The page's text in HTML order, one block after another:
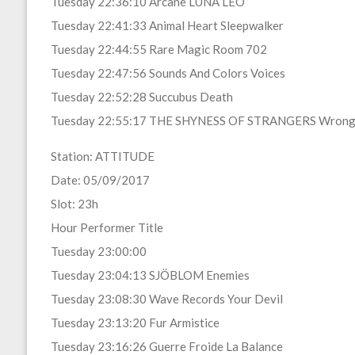
Tuesday 22:41:33 Animal Heart Sleepwalker
Tuesday 22:44:55 Rare Magic Room 702
Tuesday 22:47:56 Sounds And Colors Voices
Tuesday 22:52:28 Succubus Death
Tuesday 22:55:17 THE SHYNESS OF STRANGERS Wrong
Station: ATTITUDE
Date: 05/09/2017
Slot: 23h
Hour Performer Title
Tuesday 23:00:00
Tuesday 23:04:13 SJÖBLOM Enemies
Tuesday 23:08:30 Wave Records Your Devil
Tuesday 23:13:20 Fur Armistice
Tuesday 23:16:26 Guerre Froide La Balance